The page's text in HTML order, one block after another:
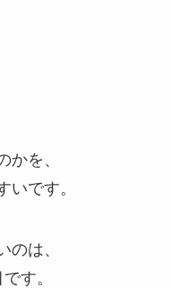
かを、
いです。
のは、
す。